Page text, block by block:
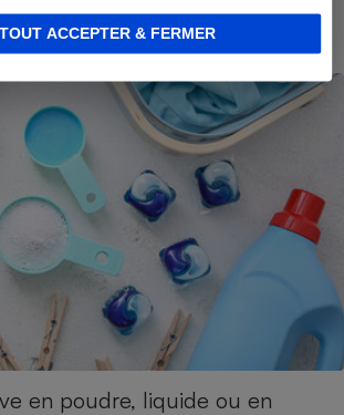
TOUT ACCEPTER & FERMER
en poudre, liquide ou en